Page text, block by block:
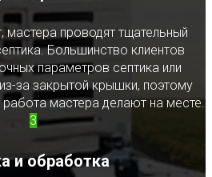
проводят тщательный
Большинство клиентов
параметров септика или
за закрытой крышки, поэтому
мастера делают на месте.
3
и обработка